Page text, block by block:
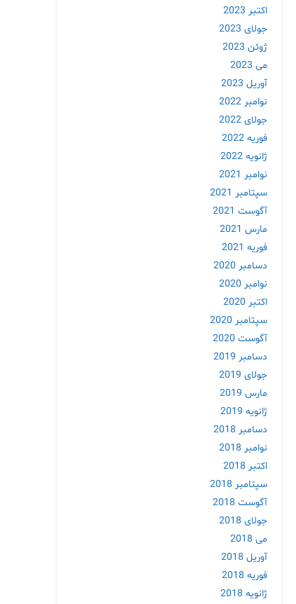
اکتبر 2023
جولای 2023
ژوئن 2023
می 2023
آوریل 2023
نوامبر 2022
جولای 2022
فوریه 2022
ژانویه 2022
نوامبر 2021
سپتامبر 2021
آگوست 2021
مارس 2021
فوریه 2021
دسامبر 2020
نوامبر 2020
اکتبر 2020
سپتامبر 2020
آگوست 2020
دسامبر 2019
جولای 2019
مارس 2019
ژانویه 2019
دسامبر 2018
نوامبر 2018
اکتبر 2018
سپتامبر 2018
آگوست 2018
جولای 2018
می 2018
آوریل 2018
فوریه 2018
ژانویه 2018